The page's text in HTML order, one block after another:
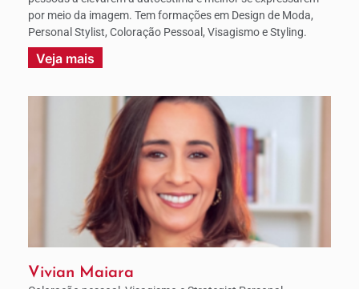
por meio da imagem. Tem formações em Design de Moda,
Personal Stylist, Coloração Pessoal, Visagismo e Styling.
Veja mais
Vivian Maiara